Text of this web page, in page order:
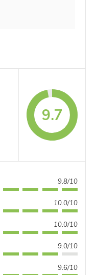
9.7
9.8/10
10.0/10
10.0/10
9.0/10
9.6/10